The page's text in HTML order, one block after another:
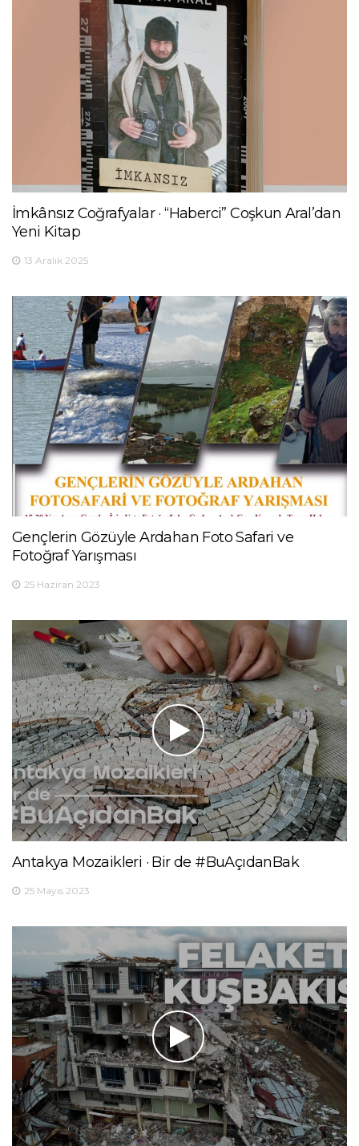
İmkânsız Coğrafyalar · “Haberci” Coşkun Aral’dan
Yeni Kitap
13 Aralık 2025
Gençlerin Gözüyle Ardahan Foto Safari ve
Fotoğraf Yarışması
25 Haziran 2023
Antakya Mozaikleri · Bir de #BuAçıdanBak
25 Mayıs 2023